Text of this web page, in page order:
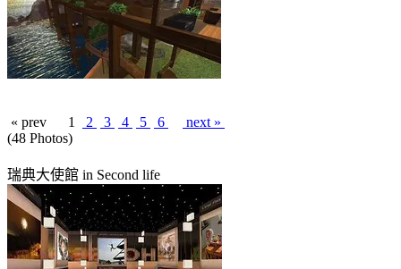
« prev 1 2 3 4 5 6
next »
(48 Photos)
瑞典大使館 in Second life